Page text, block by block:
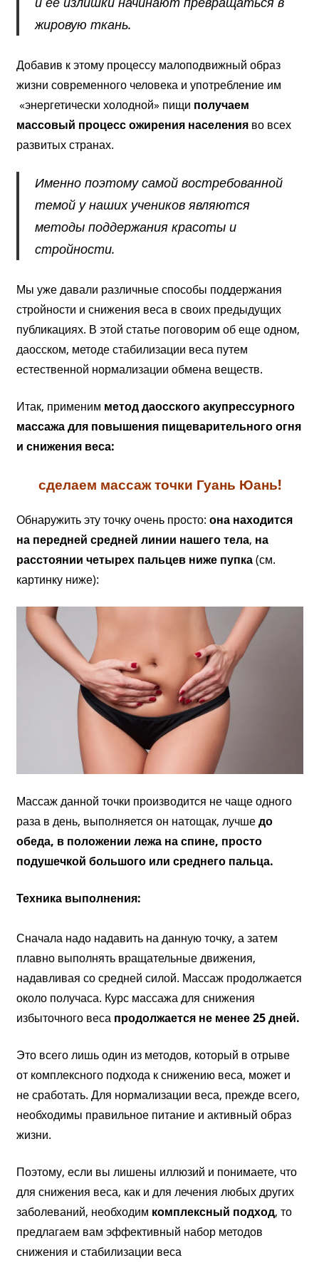
жировую ткань.
Добавив к этому процессу малоподвижный образ
жизни современного человека и употребление им
«энергетически холодной» пищи получаем
массовый процесс ожирения населенияво всех
развитых странах.
Именно поэтому самой востребованной
темой у наших учеников являются
методы поддержания красоты и
стройности.
Мы уже давали различные способы поддержания
стройности и снижения веса в своих предыдущих
публикациях. В этой статье поговорим об еще одном,
даосском, методе стабилизации веса путем
естественной нормализации обмена веществ.
Итак, применим метод даосского акупрессурного
массажа для повышения пищеварительного огня
и снижения веса:
сделаем массаж точки Гуань Юань!
Обнаружить эту точку очень просто: она находится
на передней средней линии нашего тела, на
расстоянии четырех пальцев ниже пупка(см.
картинку ниже):
Массаж данной точки производится не чаще одного
раза в день, выполняется он натощак, лучшедо
обеда, в положении лежа на спине, просто
подушечкой большого или среднего пальца.
Техника выполнения:
Сначала надо надавить на данную точку, а затем
плавно выполнять вращательные движения,
надавливая со средней силой. Массаж продолжается
около получаса. Курс массажа для снижения
избыточного веса продолжается не менее 25 дней.
Это всего лишь один из методов, который в отрыве
от комплексного подхода к снижению веса, может и
не сработать. Для нормализации веса, прежде всего,
необходимы правильное питание и активный образ
жизни.
Поэтому, если вы лишены иллюзий и понимаете, что
для снижения веса, как и для лечения любых других
заболеваний, необходим комплексный подход, то
предлагаем вам эффективный набор методов
снижения и стабилизации веса